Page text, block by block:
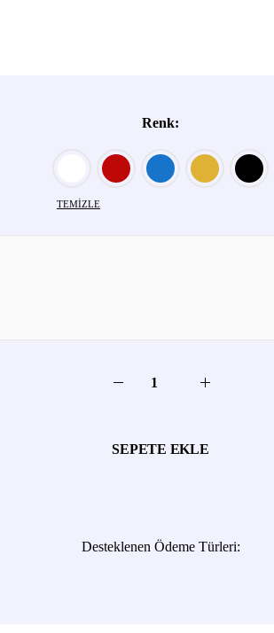
Renk
TEMIZLE
SEPETE EKLE
Desteklenen Ödeme Türleri: